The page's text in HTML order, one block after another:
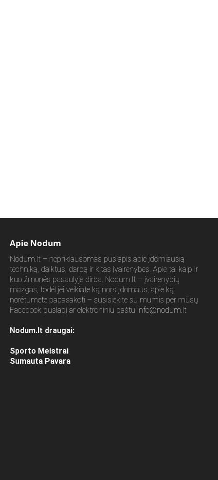
Apie Nodum
Nodum.lt – nepriklausomas puslapis apie įdomiausią
techniką, daiktus, darbą ir kitas įvairenybes. Apie tai kaip ir
kuo žmonės pasaulyje dirba. Nodum.lt – įvairenybių
mazgas, todėl jei veikiate ką nors įdomaus, apie ką
norėtumėte papasakoti – susisiekite su mumis per mūsų
Facebook puslapį ar elektroniniu paštu info@nodum.lt
Nodum.lt draugai:
Sporto Meistrai
Sumauta Pavara